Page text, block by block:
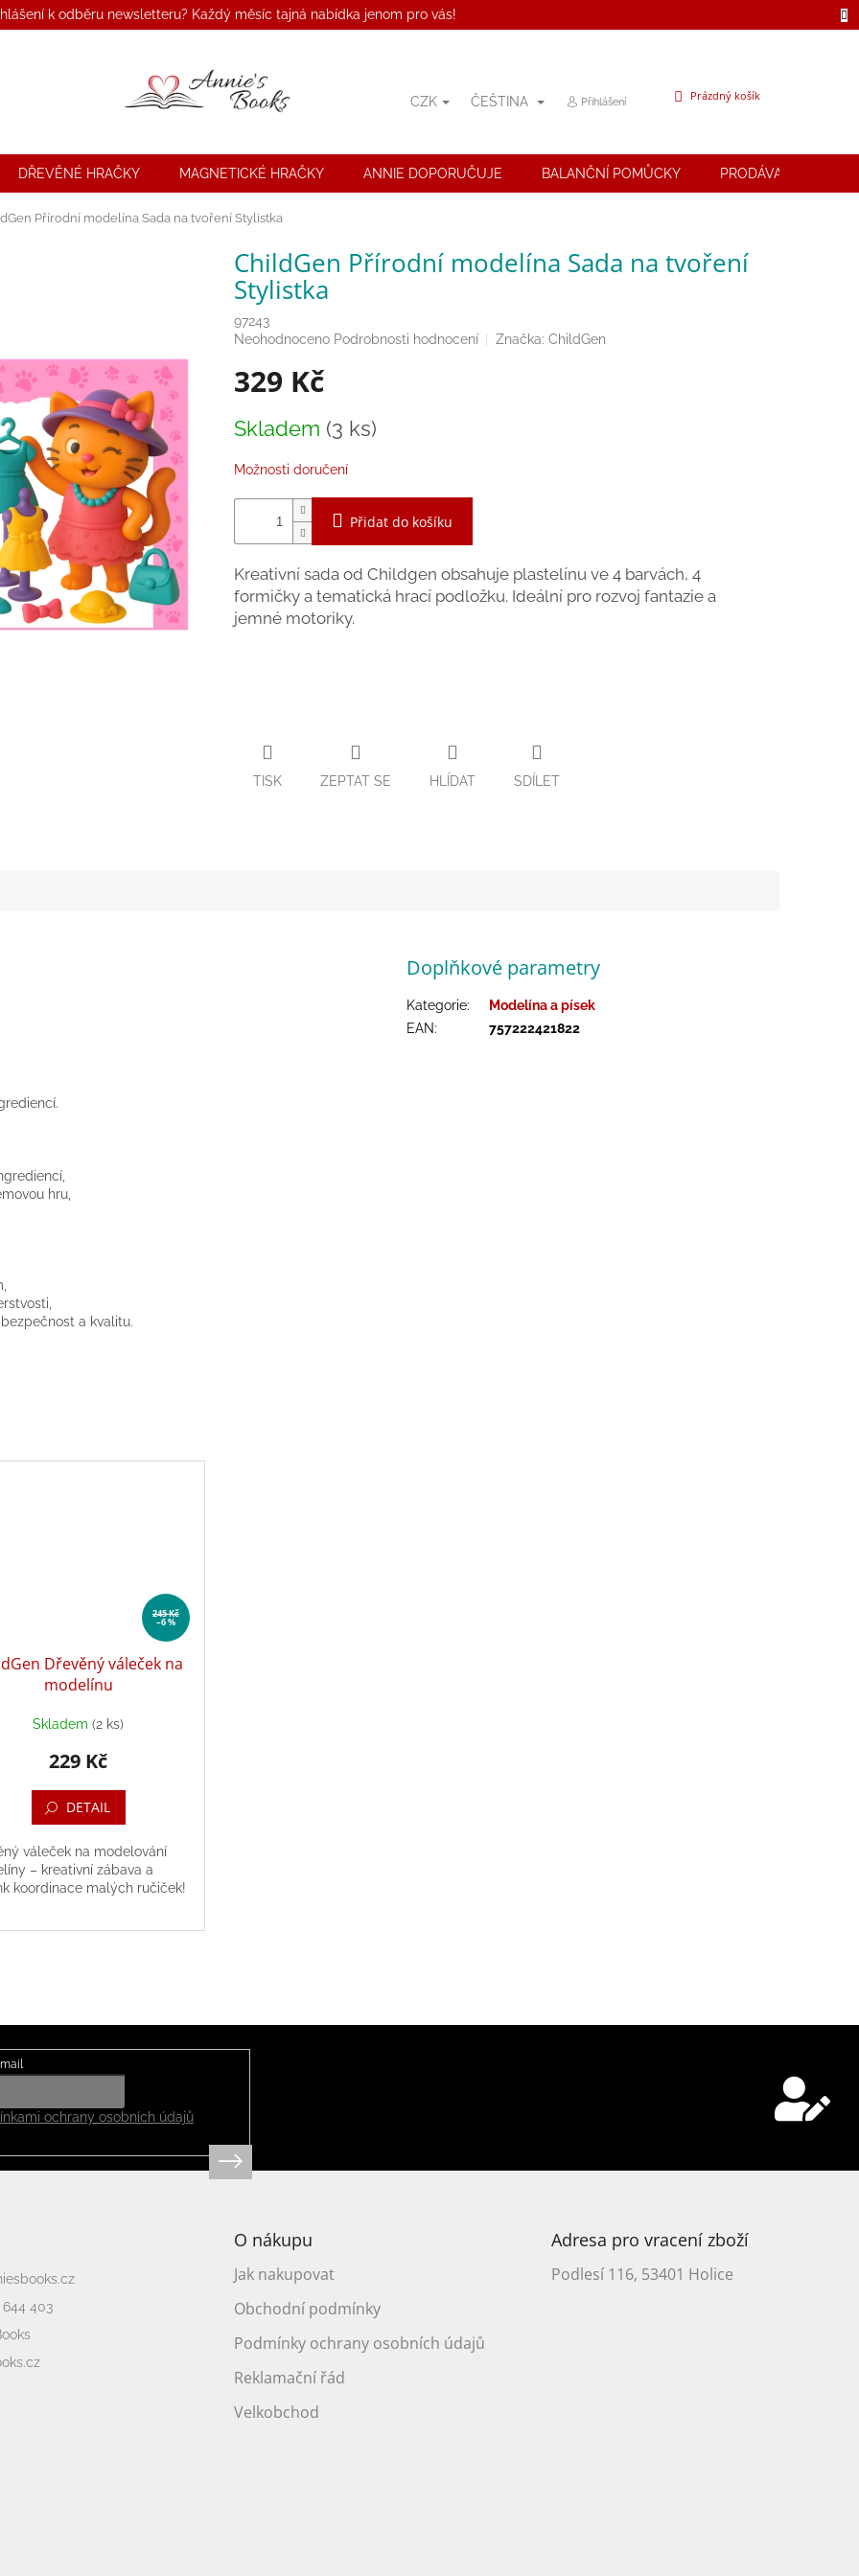
k odběru newsletteru? Každý měsíc tajná nabídka jenom pro vás!
CZK ČEŠTINA Přihlášení
NÁKUPNÍ
Prázdný košík
DŘEVĚNÉ HRAČKY MAGNETICKÉ HRAČKY ANNIE DOPORUČUJE BALANČNÍ POMŮCKY PRODÁVANÉ ZNAČKY
Přírodní modelína Sada na tvoření Stylistka
ChildGen Přírodní modelína Sada na tvoření
Stylistka
97243
Průměrné
produktu
je
z
hvězdiček.
Neohodnoceno Podrobnosti hodnocení Značka: ChildGen
329 Kč
cena:
Skladem (3 ks)
Možnosti doručení
Přidat do košíku
Kreativní sada od Childgen obsahuje plastelínu ve 4 barvách, 4
formičky a tematická hrací podložku. Ideální pro rozvoj fantazie a
jemné motoriky.
TISK ZEPTAT SE HLÍDAT SDÍLET
245 Kč
–6 %
Dřevěný váleček na
modelínu
Skladem(2 ks)
229 Kč
DETAIL
váleček na modelování
– kreativní zábava a
koordinace malých ručiček!
hru,
a kvalitu.
Doplňkové parametry
Kategorie:
Modelína a písek
EAN: 757222421822
ochrany osobních údajů
644 403
O nákupu
Jak nakupovat
Obchodní podmínky
Podmínky ochrany osobních údajů
Reklamační řád
Velkobchod
Adresa pro vracení zboží
Podlesí 116, 53401 Holice